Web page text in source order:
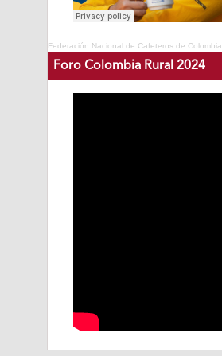
Federación Nacional de Cafeteros de Colombia
Foro Colombia Rural 2024